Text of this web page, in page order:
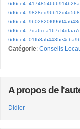
Catégorie: Conseils
A propos de
Didier